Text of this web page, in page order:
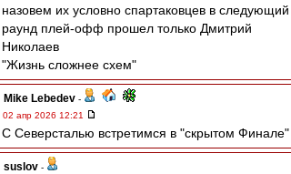
назовем их условно спартаковцев в следующий
раунд плей-офф прошел только Дмитрий
Николаев
"Жизнь сложнее схем"
Mike Lebedev -
02 апр 2026 12:21
С Северсталью встретимся в "скрытом Финале"
suslov -